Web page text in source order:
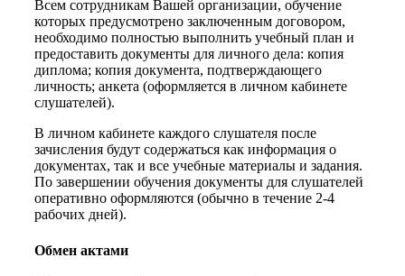
Всем сотрудникам Вашей организации, обучение
которых предусмотрено заключенным договором,
необходимо полностью выполнить учебный план и
предоставить документы для личного дела: копия
диплома; копия документа, подтверждающего
личность; анкета (оформляется в личном кабинете
слушателей).
В личном кабинете каждого слушателя после
зачисления будут содержаться как информация о
документах, так и все учебные материалы и задания.
По завершении обучения документы для слушателей
оперативно оформляются (обычно в течение 2-4
рабочих дней).
Обмен актами